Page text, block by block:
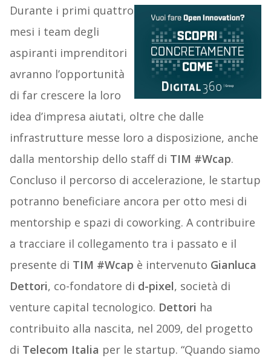
Durante i primi quattro
mesi i team degli
aspiranti imprenditori
avranno l’opportunità
di far crescere la loro
idea d’impresa aiutati, oltre che dalle
infrastrutture messe loro a disposizione, anche
dalla mentorship dello staff di TIM #Wcap.
Concluso il percorso di accelerazione, le startup
potranno beneficiare ancora per otto mesi di
mentorship e spazi di coworking. A contribuire
a tracciare il collegamento tra i passato e il
presente di TIM #Wcap è intervenuto Gianluca
Dettori, co-fondatore di d-pixel, società di
venture capital tecnologico. Dettori ha
contribuito alla nascita, nel 2009, del progetto
di Telecom Italia per le startup. “Quando siamo